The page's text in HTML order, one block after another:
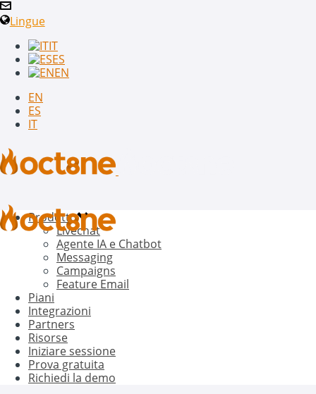
Lingue
IT
ES
EN
EN
ES
IT
Prodotto
Livechat
Agente IA e Chatbot
Messaging
Campaigns
Feature Email
Piani
Integrazioni
Partners
Risorse
Iniziare sessione
Prova gratuita
Richiedi la demo